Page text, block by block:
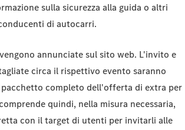
sulla sicurezza alla guida o altri
di autocarri.
annunciate sul sito web. L'invito e
circa il rispettivo evento saranno
completo dell'offerta di extra per
quindi, nella misura necessaria,
con il target di utenti per invitarli alle